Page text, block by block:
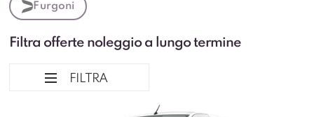
Furgoni
Filtra offerte noleggio a lungo termine
FILTRA